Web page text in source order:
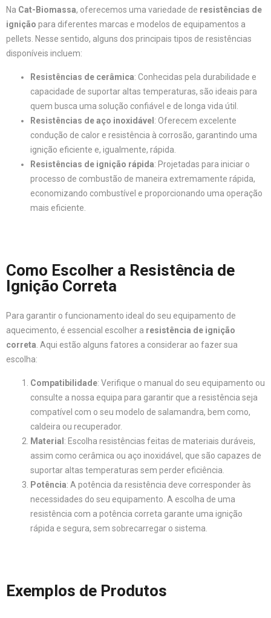
Na Cat-Biomassa, oferecemos uma variedade de resistências de
ignição para diferentes marcas e modelos de equipamentos a
pellets. Nesse sentido, alguns dos principais tipos de resistências
disponíveis incluem:
Resistências de cerâmica: Conhecidas pela durabilidade e
capacidade de suportar altas temperaturas, são ideais para
quem busca uma solução confiável e de longa vida útil.
Resistências de aço inoxidável : Oferecem excelente
condução de calor e resistência à corrosão, garantindo uma
ignição eficiente e, igualmente, rápida.
Resistências de ignição rápida: Projetadas para iniciar o
processo de combustão de maneira extremamente rápida,
economizando combustível e proporcionando uma operação
mais eficiente.
Como Escolher a Resistência de
Ignição Correta
Para garantir o funcionamento ideal do seu equipamento de
aquecimento, é essencial escolher a resistência de ignição
correta . Aqui estão alguns fatores a considerar ao fazer sua
escolha:
Compatibilidade: Verifique o manual do seu equipamento ou
consulte a nossa equipa para garantir que a resistência seja
compatível com o seu modelo de salamandra, bem como,
caldeira ou recuperador.
Material : Escolha resistências feitas de materiais duráveis,
assim como cerâmica ou aço inoxidável, que são capazes de
suportar altas temperaturas sem perder eficiência.
Potência: A potência da resistência deve corresponder às
necessidades do seu equipamento. A escolha de uma
resistência com a potência correta garante uma ignição
rápida e segura, sem sobrecarregar o sistema.
Exemplos de Produtos